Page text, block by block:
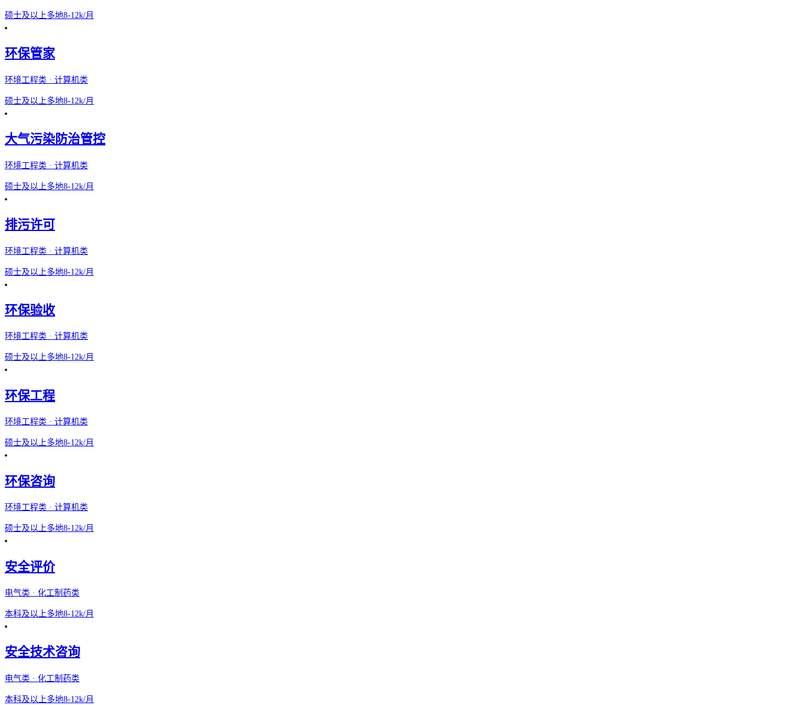
硕士及以上多地8-12k/月
环保管家
环境工程类 · 计算机类
硕士及以上多地8-12k/月
大气污染防治管控
环境工程类 · 计算机类
硕士及以上多地8-12k/月
排污许可
环境工程类 · 计算机类
硕士及以上多地8-12k/月
环保验收
环境工程类 · 计算机类
硕士及以上多地8-12k/月
环保工程
环境工程类 · 计算机类
硕士及以上多地8-12k/月
环保咨询
环境工程类 · 计算机类
硕士及以上多地8-12k/月
安全评价
电气类 · 化工制药类
本科及以上多地8-12k/月
安全技术咨询
电气类 · 化工制药类
本科及以上多地8-12k/月